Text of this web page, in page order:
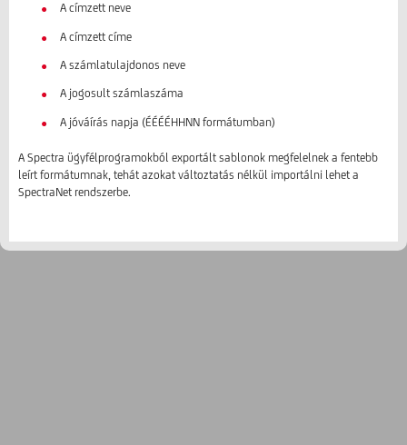
A címzett neve
A címzett címe
A számlatulajdonos neve
A jogosult számlaszáma
A jóváírás napja (ÉÉÉÉHHNN formátumban)
A Spectra ügyfélprogramokból exportált sablonok megfelelnek a fentebb
leírt formátumnak, tehát azokat változtatás nélkül importálni lehet a
SpectraNet rendszerbe.